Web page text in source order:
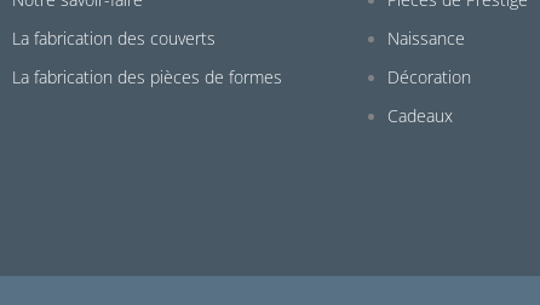
La fabrication des couverts
La fabrication des pièces de formes
Naissance
Décoration
Cadeaux